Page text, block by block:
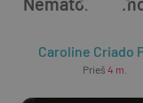
Caroline Criado
Prieš 4 m.